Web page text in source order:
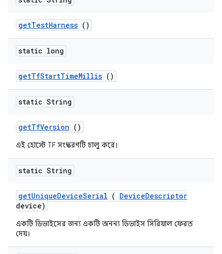
getTestHarness ()
static long
getTfStartTimeMillis ()
static String
getTfVersion ()
এই হোস্টে TF সংস্করণটি চালু করে।
static String
getUniqueDeviceSerial ( DeviceDescriptor
device)
একটি ডিভাইসের জন্য একটি অনন্য ডিভাইস সিরিয়াল ফেরত
দেয়।